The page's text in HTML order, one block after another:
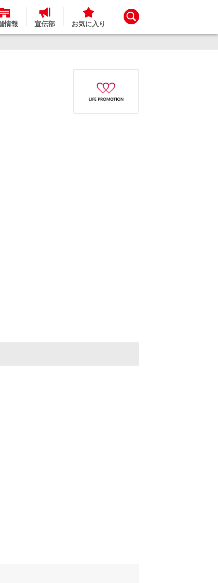
情報 宣伝部 お気に入り